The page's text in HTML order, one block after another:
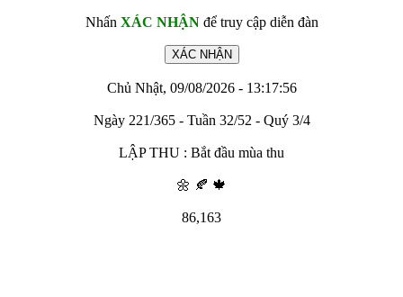
Nhấn XÁC NHẬNđể truy cập diễn đàn
Chủ Nhật, 09/08/2026 - 13:17:56
Ngày 221/365 - Tuần 32/52 - Quý 3/4
LẬP THU : Bắt đầu mùa thu
🌼 🍂 🍁
86,163